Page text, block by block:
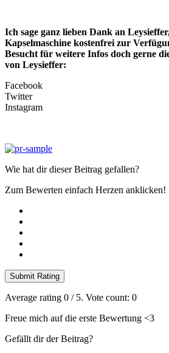
Ich sage ganz lieben Dank an
Kapselmaschine kostenfrei zur
Besucht für weitere Infos doch gerne
von Leysieffer:
Facebook
Twitter
Instagram
Wie hat dir dieser Beitrag gefallen?
Zum Bewerten einfach Herzen anklicken!
Submit Rating
Average rating 0 / 5. Vote count: 0
Freue mich auf die erste Bewertung <3
Gefällt dir der Beitrag?